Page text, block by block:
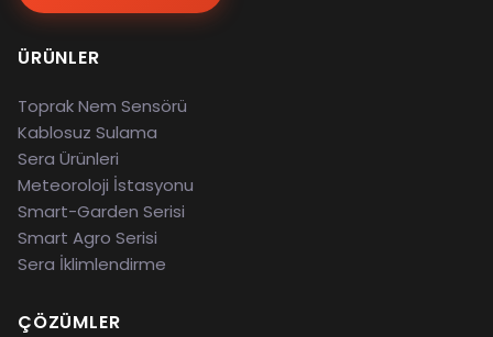
ÜRÜNLER
Toprak Nem Sensörü
Kablosuz Sulama
Sera Ürünleri
Meteoroloji İstasyonu
Smart-Garden Serisi
Smart Agro Serisi
Sera İklimlendirme
ÇÖZÜMLER